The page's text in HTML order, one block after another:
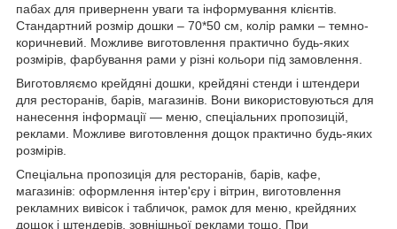
пабах для приверненн уваги та інформування клієнтів.
Стандартний розмір дошки – 70*50 см, колір рамки – темно-
коричневий. Можливе виготовлення практично будь-яких
розмірів, фарбування рами у різні кольори під замовлення.
Виготовляємо крейдяні дошки, крейдяні стенди і штендери
для ресторанів, барів, магазинів. Вони використовуються для
нанесення інформації — меню, спеціальних пропозицій,
реклами. Можливе виготовлення дощок практично будь-яких
розмірів.
Спеціальна пропозиція для ресторанів, барів, кафе,
магазинів: оформлення інтер'єру і вітрин, виготовлення
рекламних вивісок і табличок, рамок для меню, крейдяних
дощок і штендерів, зовнішньої реклами тощо. При